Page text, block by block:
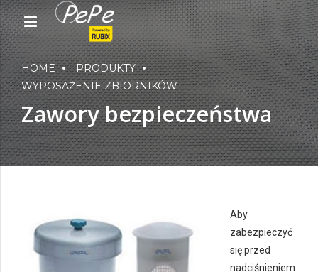
HOME
PRODUKTY
WYPOSAŻENIE ZBIORNIKÓW
Zawory bezpieczeństwa
Aby
zabezpieczyć
się przed
nadciśnieniem